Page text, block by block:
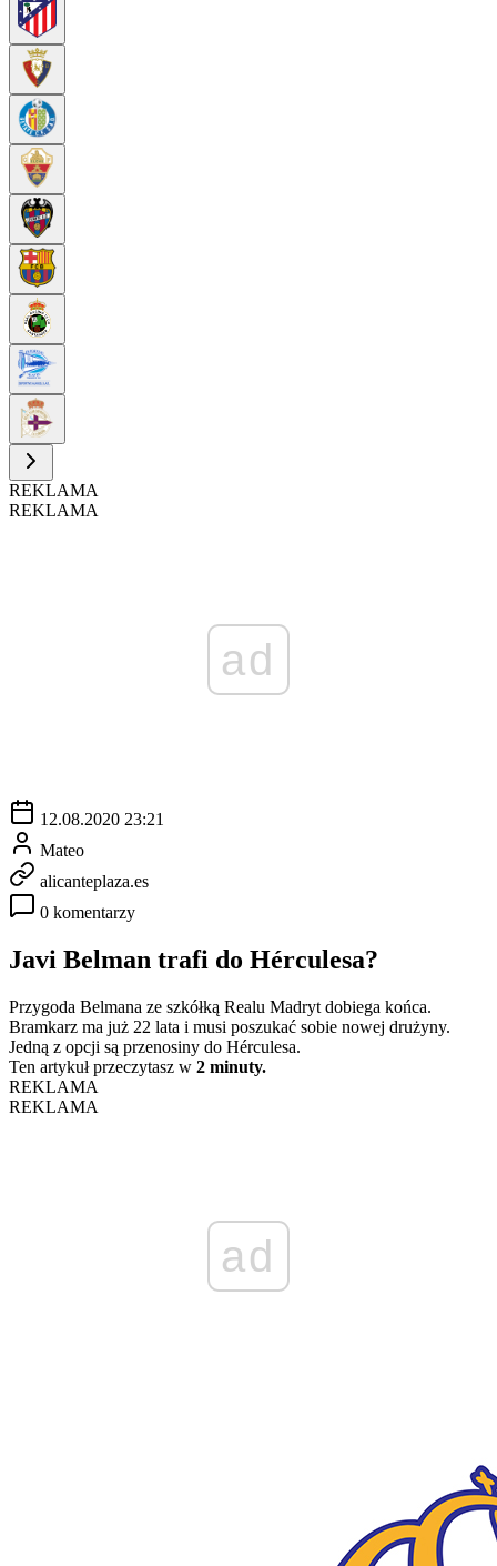
REKLAMA
REKLAMA
ad
12.08.2020 23:21
Mateo
alicanteplaza.es
0 komentarzy
Javi Belman trafi do Hérculesa?
Przygoda Belmana ze szkółką Realu Madryt dobiega końca.
Bramkarz ma już 22 lata i musi poszukać sobie nowej drużyny.
Jedną z opcji są przenosiny do Hérculesa.
Ten artykuł przeczytasz w 2 minuty.
REKLAMA
REKLAMA
ad